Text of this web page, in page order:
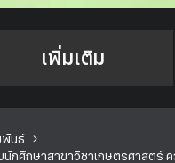
เพิ่มเติม
พันธ์
กศึกษาสาขาวิชาเกษตรศาสตร์ ค